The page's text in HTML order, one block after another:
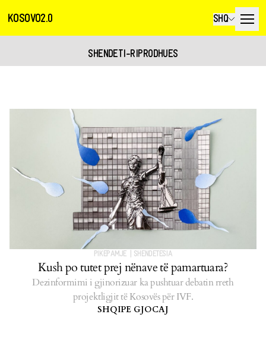
KOSOVO2.0 SHQ
SHENDETI-RIPRODHUES
PIKËPAMJE SHËNDETËSIA
Kush po tutet prej nënave të pamartuara?
Dezinformimi i gjinorizuar ka pushtuar debatin rreth
projektligjit të Kosovës për IVF.
SHQIPE GJOCAJ